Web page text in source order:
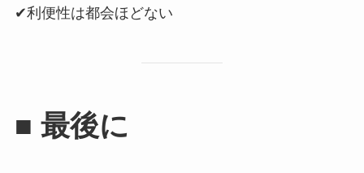
✔利便性は都会ほどない
■ 最後に